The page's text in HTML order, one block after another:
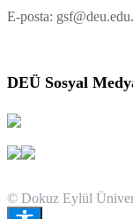
E-posta:
DEÜ Sosyal
© Dokuz Eylül